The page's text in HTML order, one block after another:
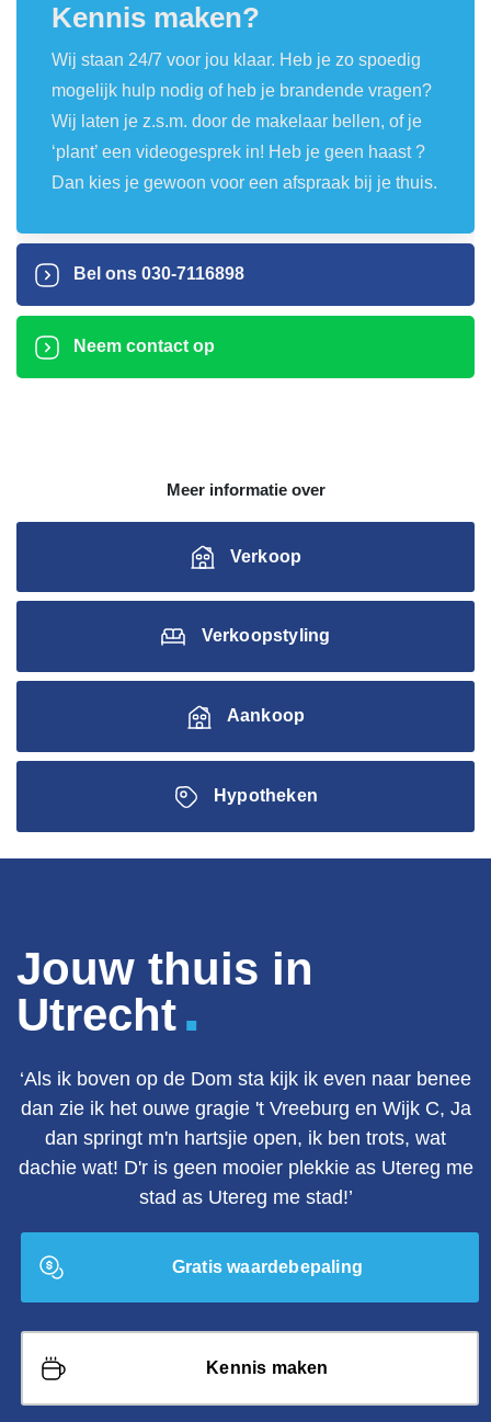
Kennis maken?
Wij staan 24/7 voor jou klaar. Heb je zo spoedig
mogelijk hulp nodig of heb je brandende vragen?
Wij laten je z.s.m. door de makelaar bellen, of je
‘plant’ een videogesprek in! Heb je geen haast ?
Dan kies je gewoon voor een afspraak bij je thuis.
Bel ons 030-7116898
Neem contact op
Meer informatie over
Verkoop
Verkoopstyling
Aankoop
Hypotheken
Jouw thuis in
Utrecht.
‘Als ik boven op de Dom sta kijk ik even naar benee
dan zie ik het ouwe gragie 't Vreeburg en Wijk C, Ja
dan springt m'n hartsjie open, ik ben trots, wat
dachie wat! D'r is geen mooier plekkie as Utereg me
stad as Utereg me stad!’
Gratis waardebepaling
Kennis maken